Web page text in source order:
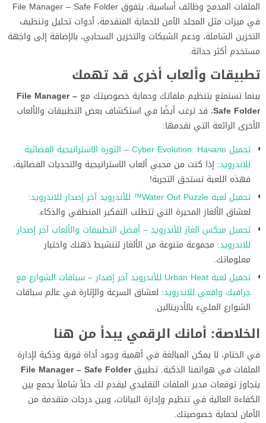
الملفات المدمج وظائف أساسية، يتفوق File Manager – Safe Folder
في ميزات مثل المجلد الآمن للحماية المتقدمة، أدوات تحليل وتنظيف
التخزين الشاملة، ودعم الشبكات والتخزين السحابي، بالإضافة إلى واجهة
مستخدم أكثر حداثة.
تطبيقات وألعاب أخرى قد تهمك
بينما تستمتع بتنظيم ملفاتك وحماية خصوصيتك مع File Manager –
Safe Folder، قد ترغب أيضًا في استكشاف بعض التطبيقات والألعاب
الأخرى الرائعة التي نقدمها:
تحميل Cyber Evolution: Начало – الثورة الاستراتيجية الفضائية
للاندرويد: إذا كنت من محبي ألعاب الاستراتيجية والتحديات الفضائية،
فهذه اللعبة تستحق التجربة!
تحميل لعبة Water Out Puzzle™ للأندرويد آخر إصدار للاندرويد
:
لعشاق الألغاز المحيرة التي تتطلب التفكير المنطقي والذكاء.
تحميل ميكس الغاز للأندرويد – أفضل التطبيقات والألعاب آخر إصدار
للاندرويد: مجموعة متنوعة من الألغاز لتنشيط ذهنك واختبار
معلوماتك.
تحميل لعبة Urban Heat للأندرويد آخر إصدار – سباقات الشوارع مع
جرافيك واقعي للاندرويد: لعشاق السرعة والإثارة في عالم سباقات
الشوارع المليء بالأدرينالين.
الخلاصة: أمانك الرقمي يبدأ من هنا
في الختام، لا يمكن المبالغة في أهمية وجود أداة قوية وذكية لإدارة
الملفات في هواتفنا الذكية. تطبيقFile Manager – Safe Folder
يتجاوز توقعات مدير الملفات التقليدي ليقدم لك حلاً شاملاً يجمع بين
الكفاءة العالية في تنظيم وإدارة البيانات، وبين درجات متقدمة من
الأمان لحماية خصوصيتك.